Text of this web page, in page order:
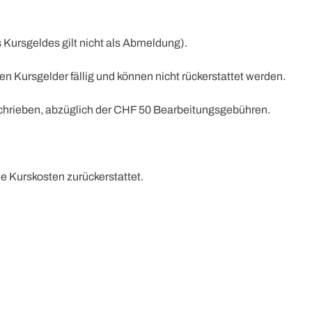
gilt nicht als Abmeldung).
Kursgelder fällig und können nicht rückerstattet werden.
abzüglich der CHF 50 Bearbeitungsgebühren.
Kurskosten zurückerstattet.